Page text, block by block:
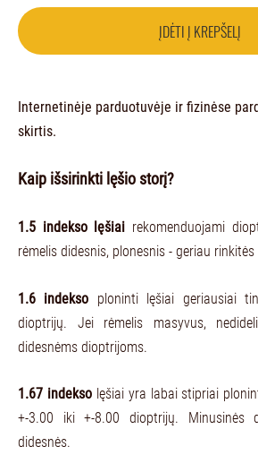
ĮDĖTI Į KREPŠELĮ
Internetinėje parduotuvėje ir fizinėse
skirtis.
Kaip išsirinkti lęšio storį?
1.5 indekso lęšiai rekomenduojami
rėmelis didesnis, plonesnis - geriau
1.6 indekso ploninti lęšiai geriausiai
dioptrijų. Jei rėmelis masyvus,
didesnėms dioptrijoms.
1.67 indeksolęšiai yra labai stipriai
+-3.00 iki +-8.00 dioptrijų.
didesnės.